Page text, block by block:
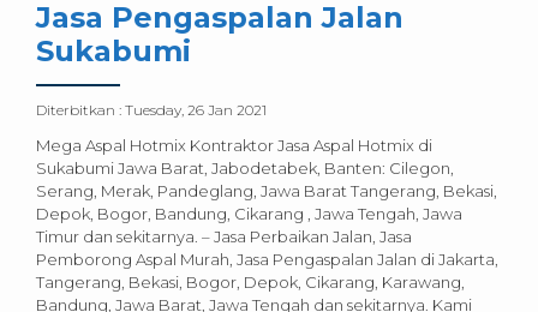
Jasa Pengaspalan Jalan
Sukabumi
Diterbitkan : Tuesday, 26 Jan 2021
Mega Aspal Hotmix Kontraktor Jasa Aspal Hotmix di
Sukabumi Jawa Barat, Jabodetabek, Banten: Cilegon,
Serang, Merak, Pandeglang, Jawa Barat Tangerang, Bekasi,
Depok, Bogor, Bandung, Cikarang , Jawa Tengah, Jawa
Timur dan sekitarnya. – Jasa Perbaikan Jalan, Jasa
Pemborong Aspal Murah, Jasa Pengaspalan Jalan di Jakarta,
Tangerang, Bekasi, Bogor, Depok, Cikarang, Karawang,
Bandung, Jawa Barat, Jawa Tengah dan sekitarnya. Kami